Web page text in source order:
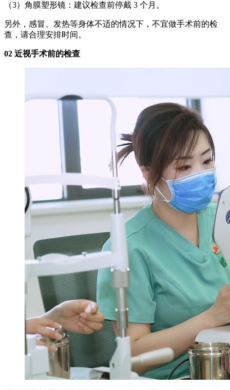
（3）角膜塑形镜：建议检查前停戴 3 个月。
另外，感冒、发热等身体不适的情况下，不宜做手术前的检
查，请合理安排时间。
02 近视手术前的检查